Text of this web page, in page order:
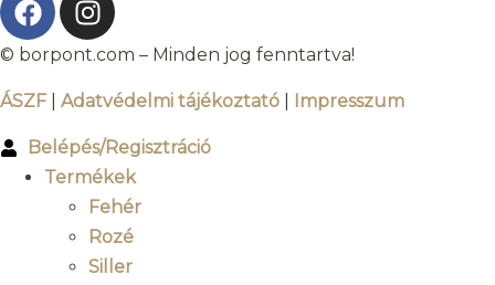
© borpont.com – Minden jog fenntartva!
ÁSZF| Adatvédelmi tájékoztató Impresszum
Belépés/Regisztráció
Termékek
Fehér
Rozé
Siller